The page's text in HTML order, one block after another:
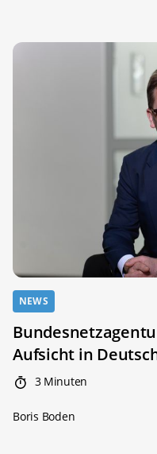
NEWS
Aufsicht in
3 Minuten
Boris Boden